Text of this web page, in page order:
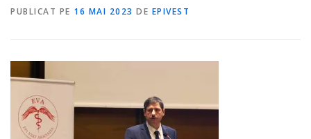
PUBLICAT PE 16 MAI 2023 DE EPIVEST